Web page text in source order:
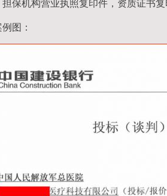
保机构营业执照复印件，资质证书
图：